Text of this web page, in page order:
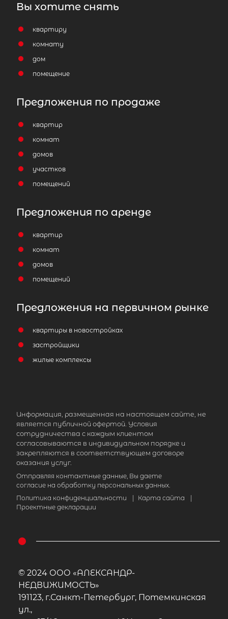
снт
2 800 000
Количество соток
Популярное
Жилой дом площадью 88 м
2 850 000 ₽ продажа
Девяткино Лахденпохский район
Количество соток
Вы хотите снять
квартиру
комнату
дом
помещение
Предложения по продаже
квартир
комнат
домов
участков
помещений
Предложения по аренде
квартир
комнат
домов
помещений
Предложения на первичном рынке
квартиры в новостройках
застройщики
жилые комплексы
Информация, размещенная на настоящем сайте, не
является публичной офертой. Условия
сотрудничества с каждым клиентом
согласовываются в индивидуальном порядке и
закрепляются в соответствующем договоре
оказания услуг.
Отправляя контактные данные, Вы даете
согласие на обработку персональных данных.
Политика конфиденциальности
Карта сайта
Проектные декларации
© 2024 ООО «АЛЕКСАНДР-
НЕДВИЖИМОСТЬ»
191123, г.Санкт-Петербург, Потемкинская
ул.,